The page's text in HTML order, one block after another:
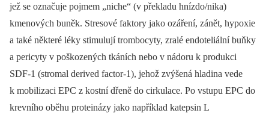
jež se označuje pojmem „niche“ (v překladu hnízdo/nika)
kmenových buněk. Stresové faktory jako ozáření, zánět, hypoxie
a také některé léky stimulují trombocyty, zralé endoteliální buňky
a pericyty v poškozených tkáních nebo v nádoru k produkci
SDF-1 (stromal derived factor-1), jehož zvýšená hladina vede
k mobilizaci EPC z kostní dřeně do cirkulace. Po vstupu EPC do
krevního oběhu proteinázy jako například katepsin L